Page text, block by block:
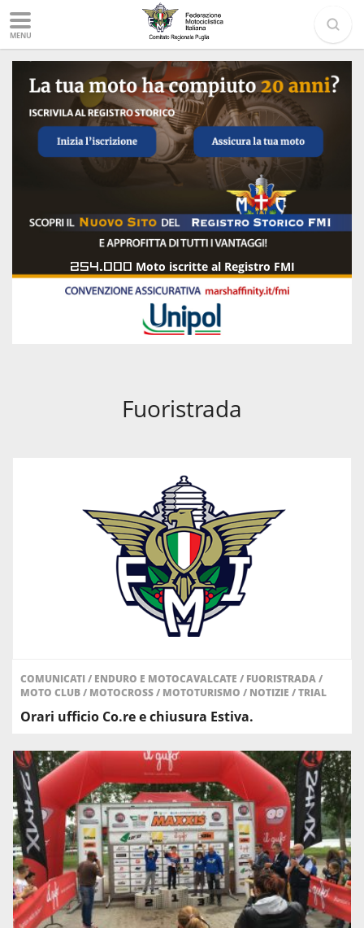
MENU
254.000 Moto iscritte al Registro FMI
Fuoristrada
COMUNICATI/ ENDURO E MOTOCAVALCATE / FUORISTRADA/
MOTO CLUB/ MOTOCROSS/ MOTOTURISMO / NOTIZIE /TRIAL
Orari ufficio Co.re e chiusura Estiva.